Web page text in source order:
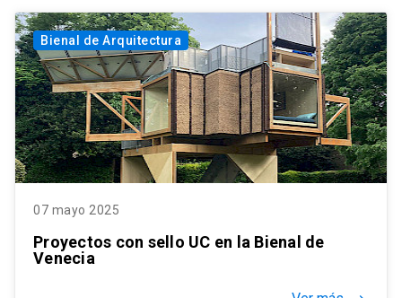
Bienal de Arquitectura
07 mayo 2025
Proyectos con sello UC en la Bienal de
Venecia